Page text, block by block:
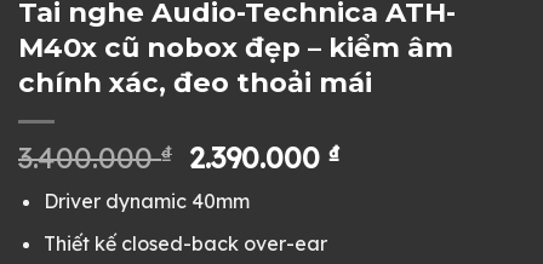
Tai nghe Audio-Technica ATH-
M40x cũ nobox đẹp – kiểm âm
chính xác, đeo thoải mái
3.400.000₫
Giá
gốc
là:
3.400.000 ₫.
2.390.000₫Giá
Driver dynamic 40mm
Thiết kế closed-back over-ear